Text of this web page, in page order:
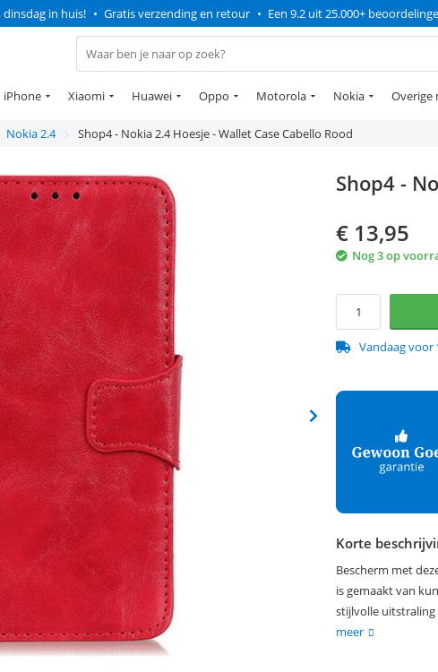
in huis! • Gratis verzending en retour • Een 9.2 uit 25.000+
iPhone Xiaomi Huawei Oppo Motorola Nokia Overige
Nokia 2.4 Shop4 - Nokia 2.4 Hoesje - Wallet Case Cabello Rood
Shop4 -
€ 13,95
Nog 3 op
Vandaag voor
Korte
Bescherm met
is gemaakt van
stijlvolle uitstraling
meer